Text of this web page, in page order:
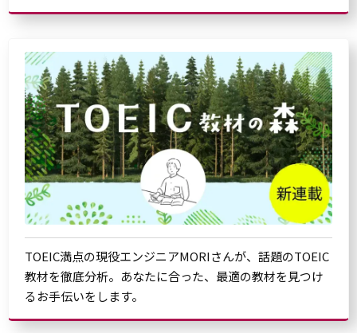
TOEIC満点の現役エンジニアMORIさんが、話題のTOEIC
教材を徹底分析。あなたに合った、最適の教材を見つけ
るお手伝いをします。